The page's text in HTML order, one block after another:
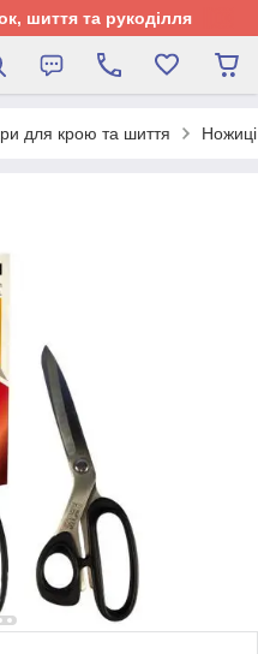
шиття та рукоділля
для крою та шиття Ножиці